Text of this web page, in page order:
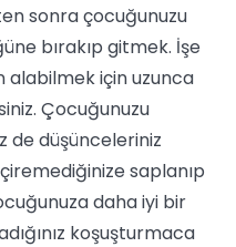
sonra çocuğunuzu
bırakıp gitmek. İşe
alabilmek için uzunca
Çocuğunuzu
de düşünceleriniz
saplanıp
daha iyi bir
koşuşturmaca